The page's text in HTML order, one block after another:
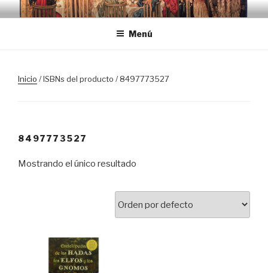
Saltar
al
Menú
Inicio / ISBNs del producto / 8497773527
8497773527
Mostrando el único resultado